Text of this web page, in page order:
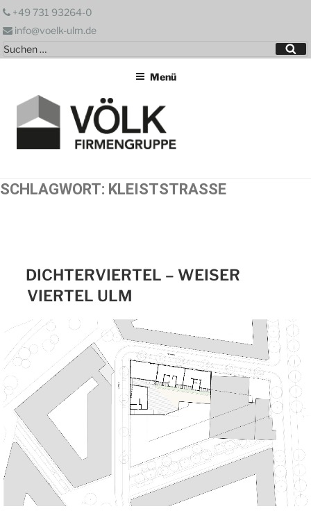
Zum
springen
+49 731 93264-0
info@voelk-ulm.de
Suchen
nach:
Menü
SCHLAGWORT: KLEISTSTRASSE
DICHTERVIERTEL – WEISER
VIERTEL ULM